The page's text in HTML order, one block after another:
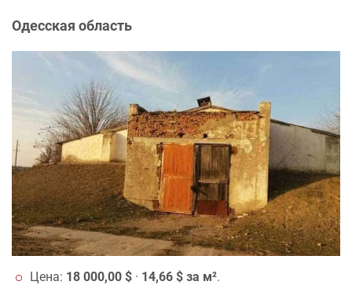
Одесская область
Цена: 18 000,00 $ · 14,66 $ за м².